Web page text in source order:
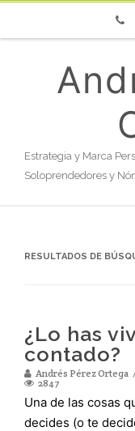
Estrategia y Marca
Soloprendedores y
RESULTADOS DE
¿Lo has
contado?
Andrés Pérez Ortega
2847
Una de las cosas
decides (o te